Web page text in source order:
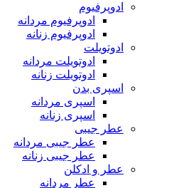
ادوپرفیوم
ادوپرفیوم مردانه
ادوپرفیوم زنانه
ادوتویلت
ادوتویلت مردانه
ادوتویلت زنانه
اسپری بدن
اسپری مردانه
اسپری زنانه
عطر جیبی
عطر جیبی مردانه
عطر جیبی زنانه
عطر و ادکلن
عطر مردانه